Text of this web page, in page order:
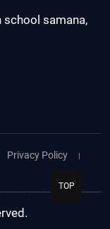
school samana,
Privacy Policy
TOP